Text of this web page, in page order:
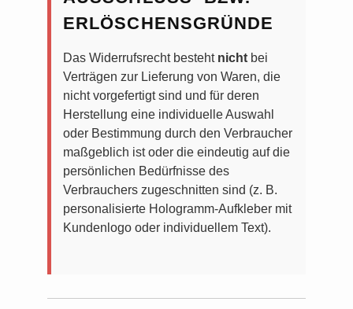
ERLÖSCHENSGRÜNDE
Das Widerrufsrecht besteht nicht bei
Verträgen zur Lieferung von Waren, die
nicht vorgefertigt sind und für deren
Herstellung eine individuelle Auswahl
oder Bestimmung durch den Verbraucher
maßgeblich ist oder die eindeutig auf die
persönlichen Bedürfnisse des
Verbrauchers zugeschnitten sind (z. B.
personalisierte Hologramm-Aufkleber mit
Kundenlogo oder individuellem Text).